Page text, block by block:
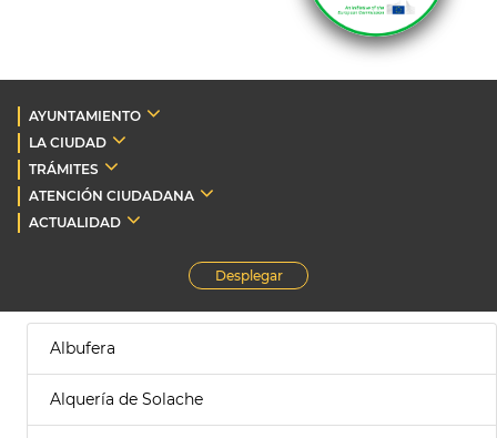
AYUNTAMIENTO
LA CIUDAD
TRÁMITES
ATENCIÓN CIUDADANA
ACTUALIDAD
Desplegar
Albufera
Alquería de Solache